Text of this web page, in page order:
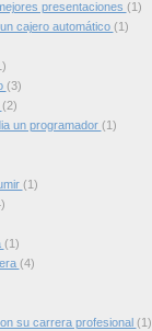
presentaciones (1)
cajero automático (1)
(3)
(2)
un programador (1)
(1)
(1)
(4)
su carrera profesional (1)